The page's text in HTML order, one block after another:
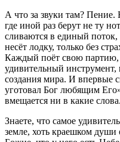
А что за звуки там? Пение.
где иной раз берут не ту
сливаются в единый поток,
несёт лодку, только без
Каждый поёт свою партию,
удивительный
создания мира. И впервые
уготовал Бог любящим
вмещается ни в какие слова.
Знаете, что самое
земле, хоть краешком души